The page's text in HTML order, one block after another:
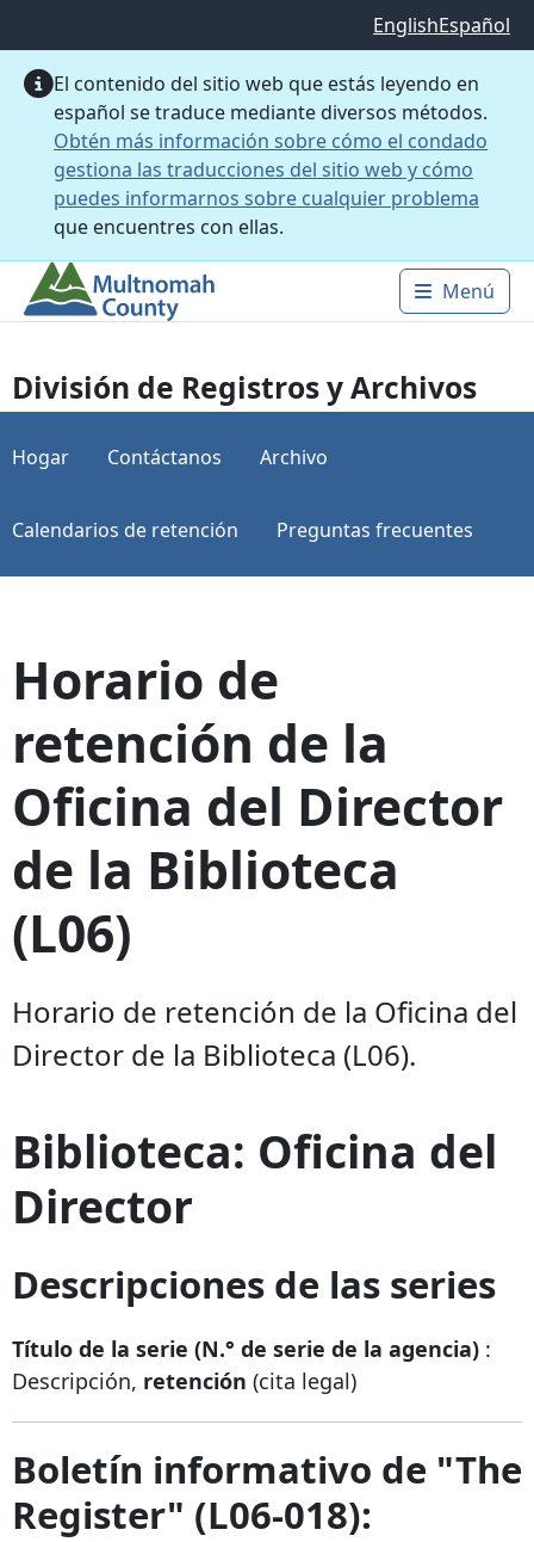
EnglishEspañol
El contenido del sitio web que estás leyendo en
español se traduce mediante diversos métodos.
Obtén más información sobre cómo el condado
gestiona las traducciones del sitio web y cómo
puedes informarnos sobre cualquier problema
que encuentres con ellas.
Main
Menú
División de Registros y Archivos
Hogar Contáctanos Archivo
Calendarios de retención Preguntas frecuentes
Horario de
retención de la
Oficina del Director
de la Biblioteca
(L06)
Horario de retención de la Oficina del
Director de la Biblioteca (L06).
Biblioteca: Oficina del
Director
Descripciones de las series
Título de la serie (N.° de serie de la agencia) :
Descripción, retención (cita legal)
Boletín informativo de "The
Register" (L06-018):